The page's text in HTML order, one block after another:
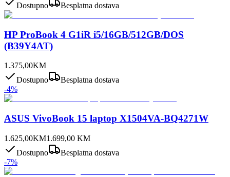
Dostupno
Besplatna dostava
HP ProBook 4 G1iR i5/16GB/512GB/DOS
(B39Y4AT)
1.375,00KM
Dostupno
Besplatna dostava
-4%
ASUS VivoBook 15 laptop X1504VA-BQ4271W
1.625,00KM1.699,00 KM
Dostupno
Besplatna dostava
-7%